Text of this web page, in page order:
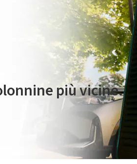
è gestito da Plenitude On The Road
più vicine.